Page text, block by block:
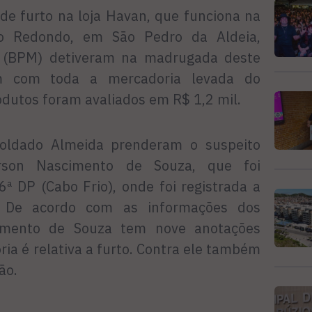
furto na loja Havan, que funciona na
Redondo, em São Pedro da Aldeia,
detiveram na madrugada deste
com toda a mercadoria levada do
foram avaliados em R$ 1,2 mil.
Almeida prenderam o suspeito
Nascimento de Souza, que foi
DP (Cabo Frio), onde foi registrada a
acordo com as informações dos
de Souza tem nove anotações
é relativa a furto. Contra ele também